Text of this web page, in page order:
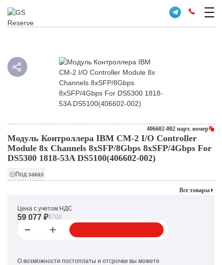
406602-002 парт. номер
Модуль Контроллера IBM CM-2 I/O Controller
Module 8x Channels 8xSFP/8Gbps 8xSFP/4Gbps For
DS5300 1818-53A DS5100(406602-002)
Под заказ
Все товары
Цена с учетом НДС
59 077 ₽$700
О возможности постоплаты и отсрочки вы можете